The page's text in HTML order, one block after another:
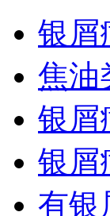
银屑
焦油
银屑
银屑
有银